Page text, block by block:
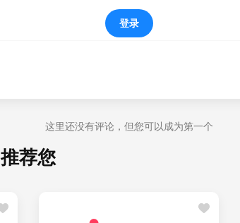
登录
这里还没有评论，但您可以成为第一个
推荐您